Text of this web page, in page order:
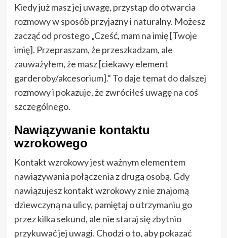
Kiedy już masz jej uwagę, przystąp do otwarcia
rozmowy w sposób przyjazny i naturalny. Możesz
zacząć od prostego „Cześć, mam na imię [Twoje
imię]. Przepraszam, że przeszkadzam, ale
zauważyłem, że masz [ciekawy element
garderoby/akcesorium].” To daje temat do dalszej
rozmowy i pokazuje, że zwróciłeś uwagę na coś
szczególnego.
Nawiązywanie kontaktu
wzrokowego
Kontakt wzrokowy jest ważnym elementem
nawiązywania połączenia z drugą osobą. Gdy
nawiązujesz kontakt wzrokowy z nie znajomą
dziewczyną na ulicy, pamiętaj o utrzymaniu go
przez kilka sekund, ale nie staraj się zbytnio
przykuwać jej uwagi. Chodzi o to, aby pokazać